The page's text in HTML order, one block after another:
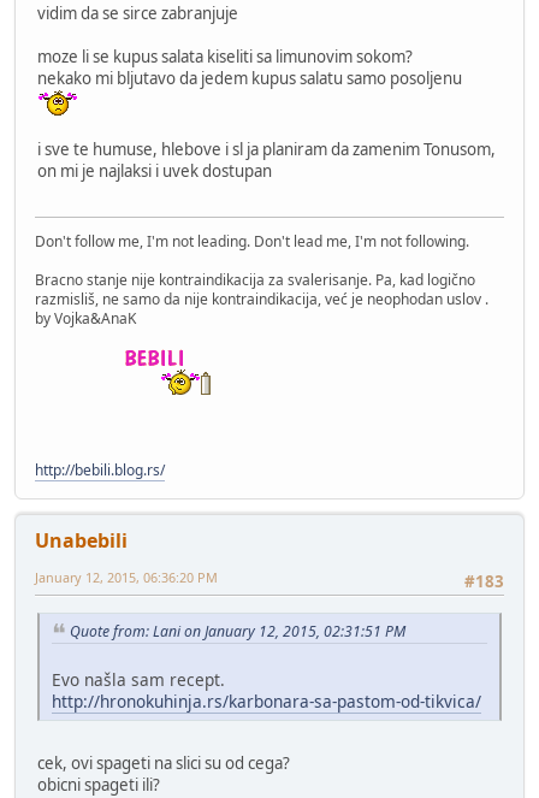
vidim da se sirce zabranjuje
moze li se kupus salata kiseliti sa limunovim sokom?
nekako mi bljutavo da jedem kupus salatu samo posoljenu
i sve te humuse, hlebove i sl ja planiram da zamenim Tonusom,
on mi je najlaksi i uvek dostupan
Don't follow me, I'm not leading. Don't lead me, I'm not following.
Bracno stanje nije kontraindikacija za svalerisanje. Pa, kad logično
razmisliš, ne samo da nije kontraindikacija, već je neophodan uslov .
by Vojka&AnaK
http://bebili.blog.rs/
Unabebili
#183
January 12, 2015, 06:36:20 PM
Quote from: Lani on January 12, 2015, 02:31:51 PM
Evo našla sam recept.
http://hronokuhinja.rs/karbonara-sa-pastom-od-tikvica/
cek, ovi spageti na slici su od cega?
obicni spageti ili?